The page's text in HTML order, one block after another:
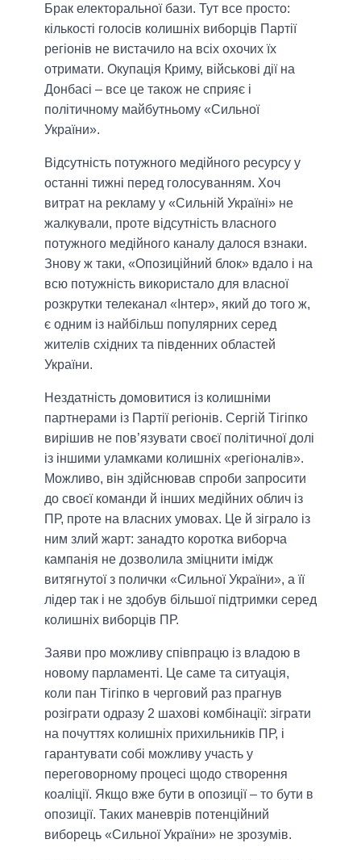
Брак електоральної бази. Тут все просто:
кількості голосів колишніх виборців Партії
регіонів не вистачило на всіх охочих їх
отримати. Окупація Криму, військові дії на
Донбасі – все це також не сприяє і
політичному майбутньому «Сильної
України».
Відсутність потужного медійного ресурсу у
останні тижні перед голосуванням. Хоч
витрат на рекламу у «Сильній Україні» не
жалкували, проте відсутність власного
потужного медійного каналу далося взнаки.
Знову ж таки, «Опозиційний блок» вдало і на
всю потужність використало для власної
розкрутки телеканал «Інтер», який до того ж,
є одним із найбільш популярних серед
жителів східних та південних областей
України.
Нездатність домовитися із колишніми
партнерами із Партії регіонів. Сергій Тігіпко
вирішив не пов’язувати своєї політичної долі
із іншими уламками колишніх «регіоналів».
Можливо, він здійснював спроби запросити
до своєї команди й інших медійних облич із
ПР, проте на власних умовах. Це й зіграло із
ним злий жарт: занадто коротка виборча
кампанія не дозволила зміцнити імідж
витягнутої з полички «Сильної України», а її
лідер так і не здобув більшої підтримки серед
колишніх виборців ПР.
Заяви про можливу співпрацю із владою в
новому парламенті. Це саме та ситуація,
коли пан Тігіпко в черговий раз прагнув
розіграти одразу 2 шахові комбінації: зіграти
на почуттях колишніх прихильників ПР, і
гарантувати собі можливу участь у
переговорному процесі щодо створення
коаліції. Якщо вже бути в опозиції – то бути в
опозиції. Таких маневрів потенційний
виборець «Сильної України» не зрозумів.